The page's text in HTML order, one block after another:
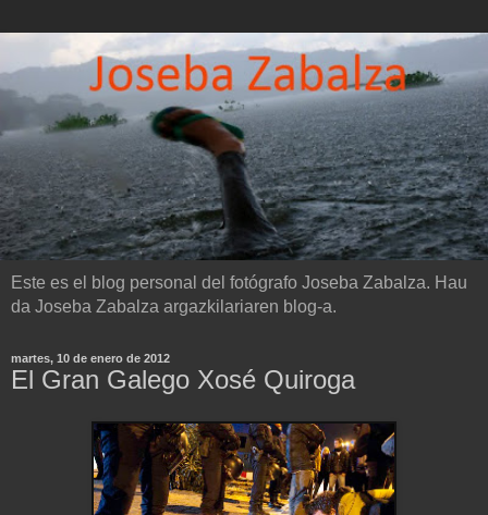
Este es el blog personal del fotógrafo Joseba Zabalza. Hau
da Joseba Zabalza argazkilariaren blog-a.
martes, 10 de enero de 2012
El Gran Galego Xosé Quiroga